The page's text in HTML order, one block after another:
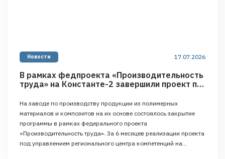
Новости 17.07.2026
В рамках федпроекта «Производительность
труда» на Константе-2 завершили проект по
На заводе по производству продукции из полимерных
материалов и композитов на их основе состоялось закрытие
программы в рамках федерального проекта
«Производительность труда». За 6 месяцев реализации проекта
под управлением регионального центра компетенций на